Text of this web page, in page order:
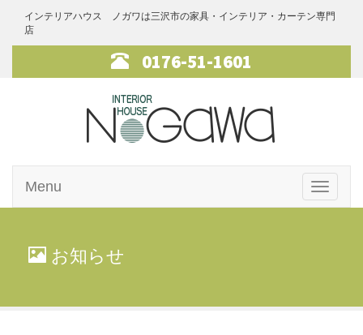
インテリアハウス ノガワは三沢市の家具・インテリア・カーテン専門
店
0176-51-1601
インテリアハ
Toggle
Menu
お知らせ